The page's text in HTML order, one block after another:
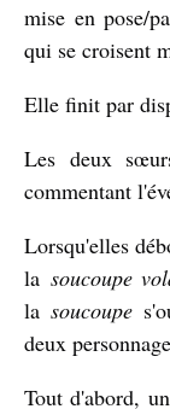
mise en pose/
qui se croisent
Elle finit par
Les deux
commentant
Lorsqu'elles
la soucoupe
lasoucoupe
deux
Tout d'abord, un